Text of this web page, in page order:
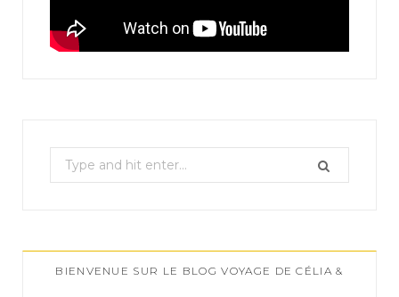
e
c
hBIENVENUE SUR LE BLOG VOYAGE DE CÉLIA &